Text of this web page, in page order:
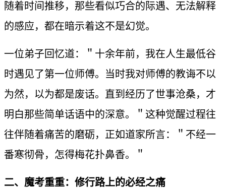
随着时间推移，那些看似巧合的际遇、无法解释
的感应，都在暗示着这不是幻觉。
一位弟子回忆道：＂十余年前，我在人生最低谷
时遇见了第一位师傅。当时我对师傅的教诲不以
为然，以为都是废话。直到经历了世事沧桑，才
明白那些简单话语中的深意。＂这种觉醒过程往
往伴随着痛苦的磨砺，正如道家所言：＂不经一
番寒彻骨，怎得梅花扑鼻香。＂
二、魔考重重：修行路上的必经之痛